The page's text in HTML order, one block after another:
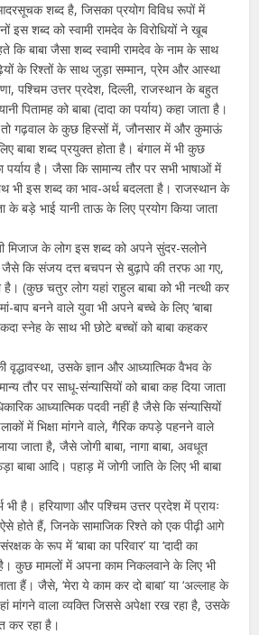
आदरसूचक शब्द है, जिसका प्रयोग विविध रूपों में
इस शब्द को स्वामी रामदेव के विरोधियों ने खूब
कि बाबा जैसा शब्द स्वामी रामदेव के नाम के साथ
के रिश्तों के साथ जुड़ा सम्मान, प्रेम और आस्था
पश्चिम उत्तर प्रदेश, दिल्ली, राजस्थान के बहुत
पितामह को बाबा (दादा का पर्याय) कहा जाता है।
तो गढ़वाल के कुछ हिस्सों में, जौनसार में और कुमाऊं
बाबा शब्द प्रयुक्त होता है। बंगाल में भी कुछ
पर्याय है। जैसा कि सामान्य तौर पर सभी भाषाओं में
भी इस शब्द का भाव-अर्थ बदलता है। राजस्थान के
के बड़े भाई यानी ताऊ के लिए प्रयोग किया जाता
मिजाज के लोग इस शब्द को अपने सुंदर-सलोने
कि संजय दत्त बचपन से बुढ़ापे की तरफ आ गए,
है। (कुछ चतुर लोग यहां राहुल बाबा को भी नत्थी कर
बाप बनने वाले युवा भी अपने बच्चे के लिए ‘बाबा
स्नेह के साथ भी छोटे बच्चों को बाबा कहकर
वृद्धावस्था, उसके ज्ञान और आध्यात्मिक वैभव के
तौर पर साधू-संन्यासियों को बाबा कह दिया जाता
आध्यात्मिक पदवी नहीं है जैसे कि संन्यासियों
में भिक्षा मांगने वाले, गैरिक कपड़े पहनने वाले
जाता है, जैसे जोगी बाबा, नागा बाबा, अवधूत
बाबा आदि। पहाड़ में जोगी जाति के लिए भी बाबा
भी है। हरियाणा और पश्चिम उत्तर प्रदेश में प्रायः
ऐसे होते हैं, जिनके सामाजिक रिश्ते को एक पीढ़ी आगे
के रूप में ‘बाबा का परिवार’ या ‘दादी का
है। कुछ मामलों में अपना काम निकलवाने के लिए भी
हैं। जैसे, ‘मेरा ये काम कर दो बाबा’ या ‘अल्लाह के
मांगने वाला व्यक्ति जिससे अपेक्षा रख रहा है, उसके
कर रहा है।